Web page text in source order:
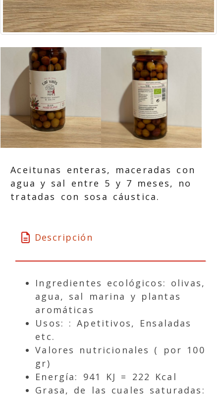
Aceitunas enteras, maceradas con
agua y sal entre 5 y 7 meses, no
tratadas con sosa cáustica.
Descripción
Ingredientes ecológicos: olivas,
agua, sal marina y plantas
aromáticas
Usos: : Apetitivos, Ensaladas
etc.
Valores nutricionales ( por 100
gr)
Energía: 941 KJ = 222 Kcal
Grasa, de las cuales saturadas: